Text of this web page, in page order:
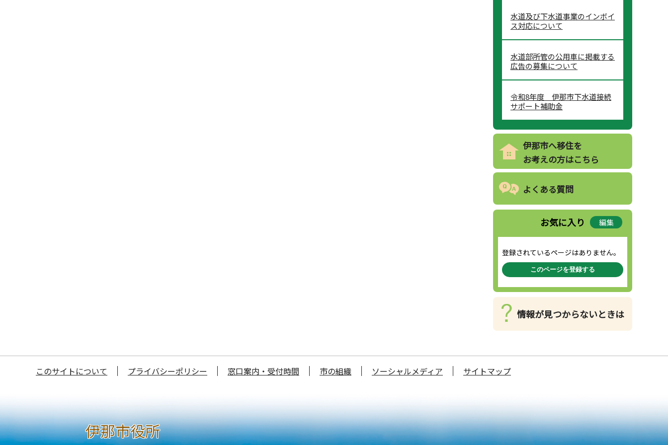
水道及び下水道事業のインボイ
ス対応について
水道部所管の公用車に掲載する
広告の募集について
令和8年度 伊那市下水道接続
サポート補助金
伊那市へ移住を
お考えの方はこちら
よくある質問
お気に入り 編集
登録されているページはありません。
このページを登録する
情報が見つからないときは
このサイトについて プライバシーポリシー 窓口案内・受付時間 市の組織 ソーシャルメディア サイトマップ
伊那市役所